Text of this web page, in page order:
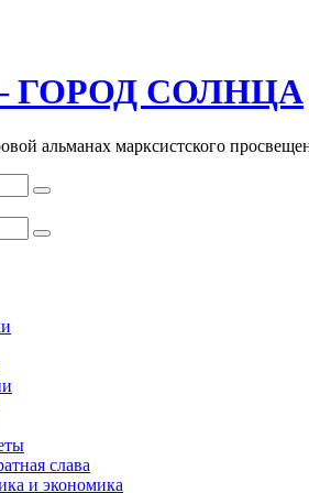
ГОРОД СОЛНЦА
альманах марксистского
слава
и экономика